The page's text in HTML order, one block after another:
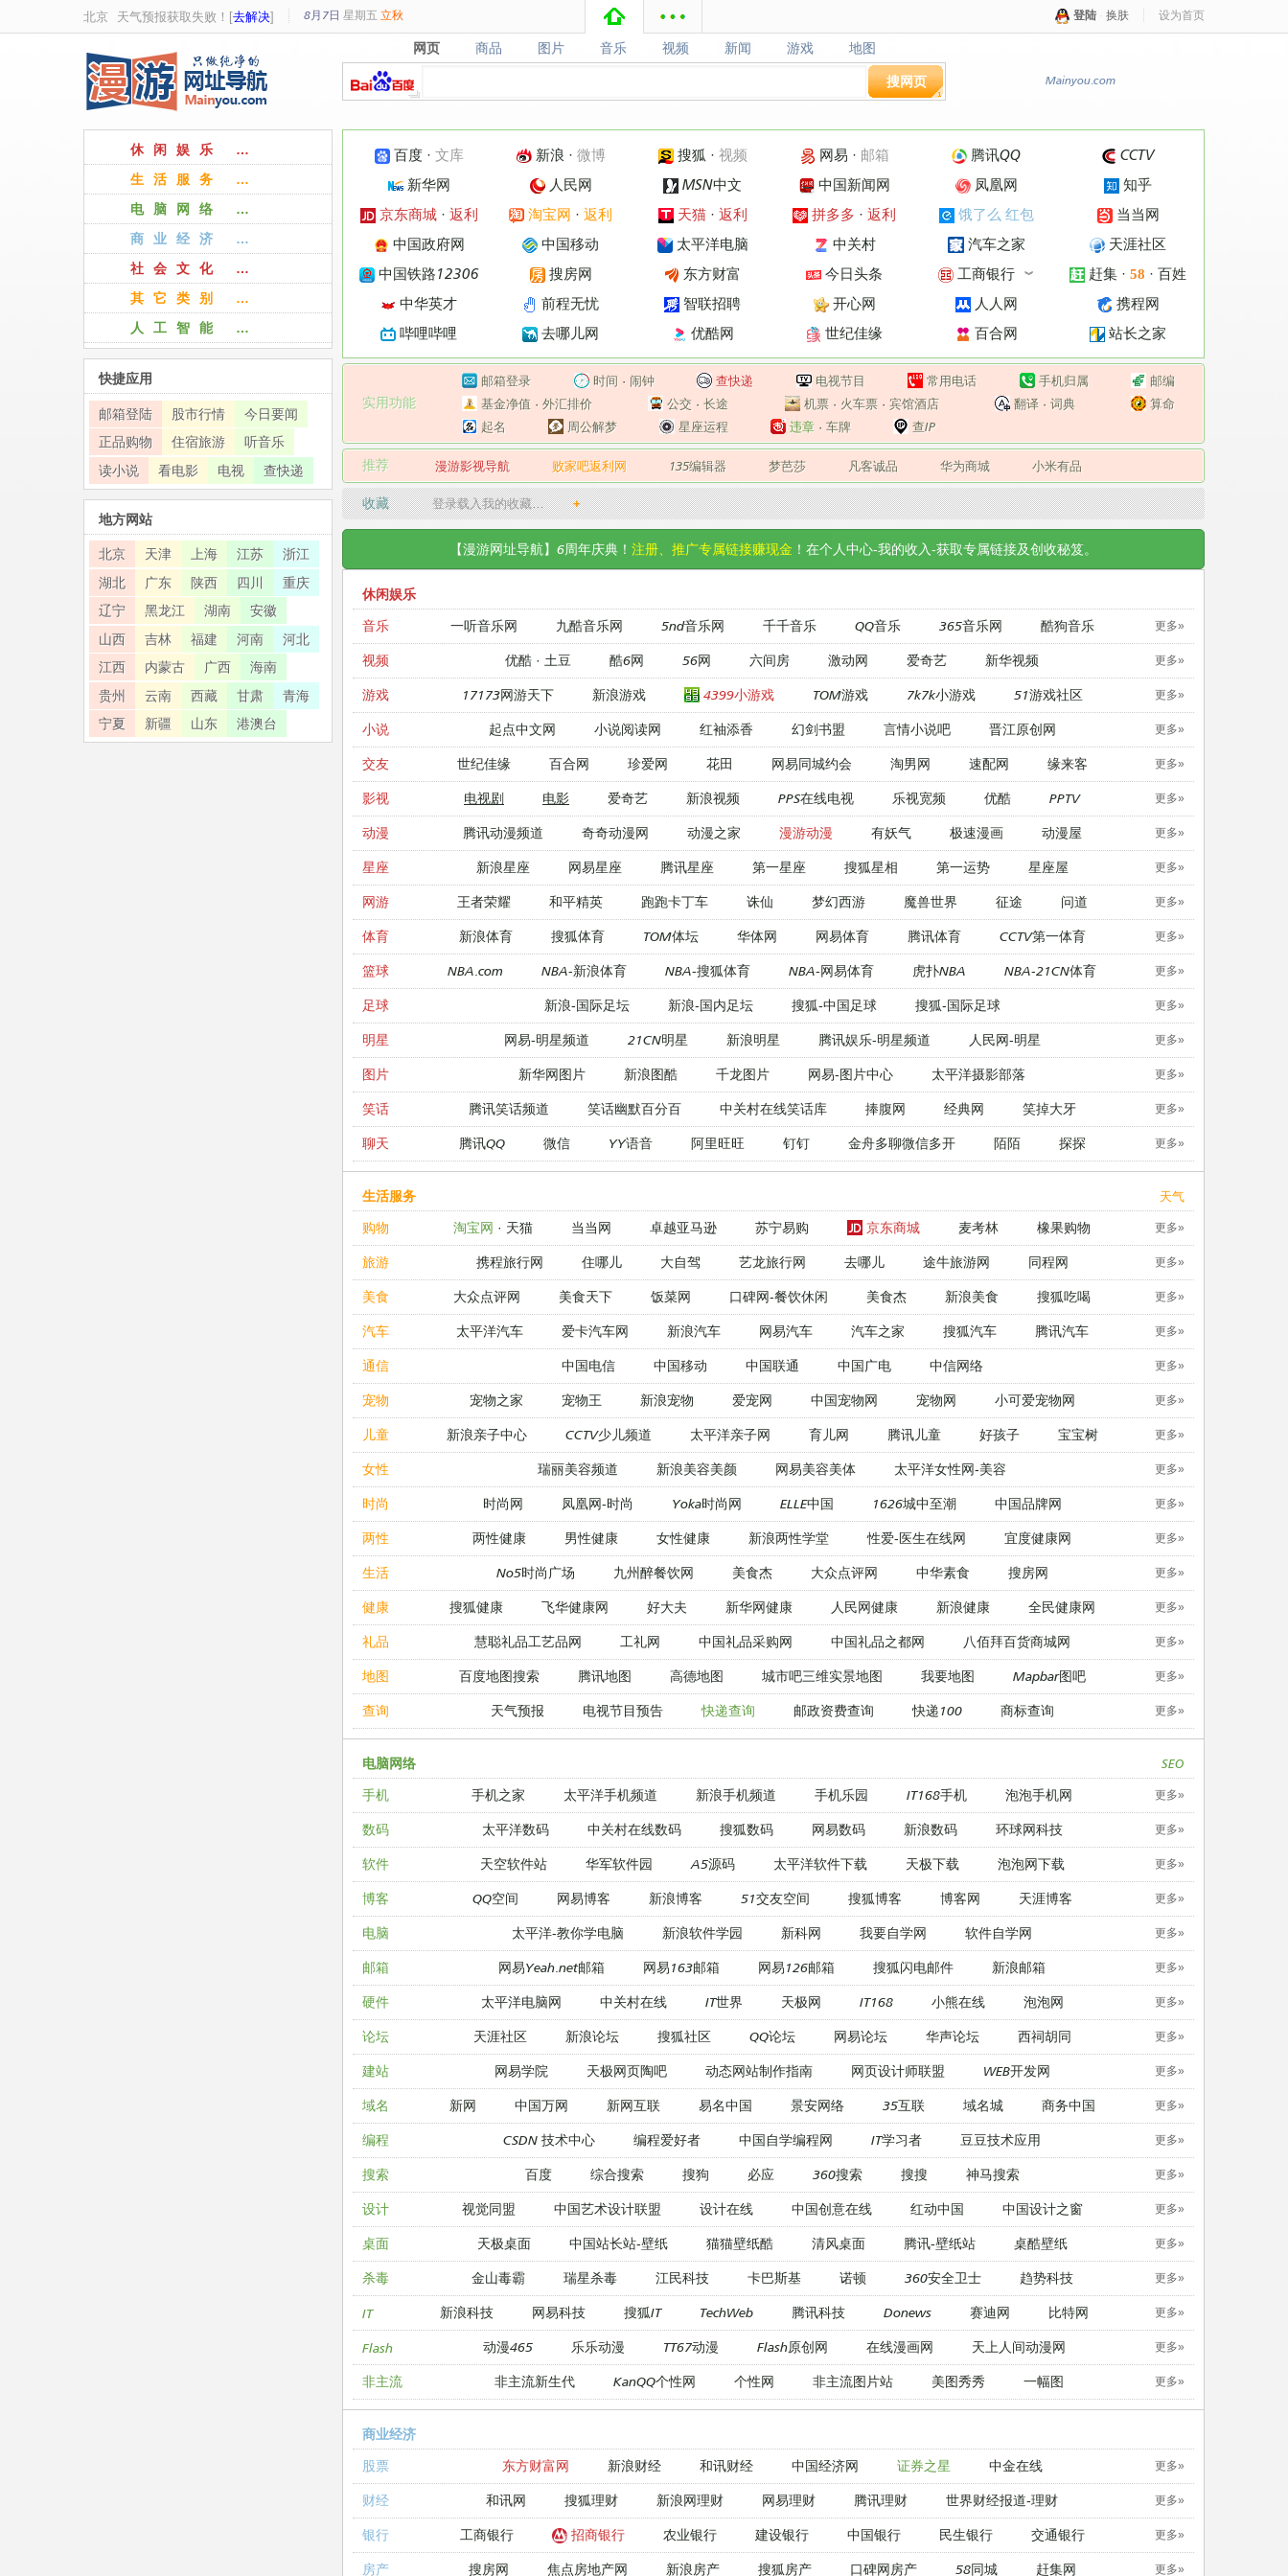
北京 天气预报获取失败！[去解决] 8月7日 星期五 立秋 登陆 换肤 设为首页
网页
网页 商品
商品 图片
图片 音乐
音乐 视频
视频 新闻
新闻 游戏
游戏 地图
地图
搜网页 Mainyou.com
百度· 文库 新浪 · 微博 搜狐 · 视频 网易 · 邮箱 腾讯QQ
CCTV
新华网
人民网 MSN中文 中国新闻网 凤凰网
知乎
京东商城· 返利 淘宝网 · 返利 天猫· 返利 拼多多 · 返利 饿了么 红包
当当网
中国政府网
中国移动 太平洋电脑 中关村 汽车之家
天涯社区
中国铁路12306
搜房网 东方财富 今日头条 工商银行 ︾ 赶集 · 58 · 百姓
中华英才
前程无忧 智联招聘 开心网 人人网
携程网
哔哩哔哩
去哪儿网 优酷网 世纪佳缘 百合网 站长之家
实用功能
邮箱登录 时间· 闹钟 查快递 电视节目 常用电话 手机归属
邮编
基金净值 · 外汇排价 公交 ·长途 机票· 火车票· 宾馆酒店 翻译· 词典
算命
起名
周公解梦 星座运程 违章 · 车牌 查IP
推荐 漫游影视导航 败家吧返利网 135编辑器 梦芭莎 凡客诚品 华为商城 小米有品
收藏 登录载入我的收藏… +
【漫游网址导航】6周年庆典！ 注册、推广专属链接赚现金 ！在个人中心-我的收入-获取专属链接及创收秘笈。
休闲娱乐
音乐
一听音乐网 九酷音乐网 5nd音乐网 千千音乐 QQ音乐 365音乐网 酷狗音乐 更多»
视频 优酷 · 土豆 酷6网 56网 六间房 激动网 爱奇艺 新华视频 更多»
游戏 17173网游天下 新浪游戏 4399小游戏 TOM游戏 7k7k小游戏 51游戏社区 更多»
小说 起点中文网 小说阅读网 红袖添香 幻剑书盟 言情小说吧 晋江原创网 更多»
交友 世纪佳缘 百合网 珍爱网 花田 网易同城约会 淘男网 速配网 缘来客 更多»
影视 电视剧 电影 爱奇艺 新浪视频 PPS在线电视 乐视宽频 优酷 PPTV 更多»
动漫 腾讯动漫频道 奇奇动漫网 动漫之家 漫游动漫 有妖气 极速漫画 动漫屋 更多»
星座 新浪星座 网易星座 腾讯星座 第一星座 搜狐星相 第一运势 星座屋 更多»
网游 王者荣耀 和平精英 跑跑卡丁车 诛仙 梦幻西游 魔兽世界 征途 问道 更多»
体育 新浪体育 搜狐体育 TOM体坛 华体网 网易体育 腾讯体育 CCTV第一体育 更多»
篮球 NBA.com NBA-新浪体育 NBA-搜狐体育 NBA-网易体育 虎扑NBA NBA-21CN体育 更多»
足球 新浪-国际足坛 新浪-国内足坛 搜狐-中国足球 搜狐-国际足球 更多»
明星 网易-明星频道 21CN明星 新浪明星 腾讯娱乐-明星频道 人民网-明星 更多»
图片 新华网图片 新浪图酷 千龙图片 网易-图片中心 太平洋摄影部落 更多»
笑话 腾讯笑话频道 笑话幽默百分百 中关村在线笑话库 捧腹网 经典网 笑掉大牙 更多»
聊天 腾讯QQ 微信 YY语音 阿里旺旺 钉钉 金舟多聊微信多开 陌陌 探探 更多»
天气
生活服务
购物
淘宝网 · 天猫 当当网 卓越亚马逊 苏宁易购 京东商城 麦考林 橡果购物 更多»
旅游 携程旅行网 住哪儿 大自驾 艺龙旅行网 去哪儿 途牛旅游网 同程网 更多»
美食 大众点评网 美食天下 饭菜网 口碑网-餐饮休闲 美食杰 新浪美食 搜狐吃喝 更多»
汽车 太平洋汽车 爱卡汽车网 新浪汽车 网易汽车 汽车之家 搜狐汽车 腾讯汽车 更多»
通信 中国电信 中国移动 中国联通 中国广电 中信网络 更多»
宠物 宠物之家 宠物王 新浪宠物 爱宠网 中国宠物网 宠物网 ​小可爱宠物网 更多»
儿童 新浪亲子中心 CCTV少儿频道 太平洋亲子网 育儿网 腾讯儿童 好孩子 宝宝树 更多»
女性 瑞丽美容频道 新浪美容美颜 网易美容美体 太平洋女性网-美容 更多»
时尚 时尚网 凤凰网-时尚 Yoka时尚网 ELLE中国 1626城中至潮 中国品牌网 更多»
两性 两性健康 男性健康 女性健康 新浪两性学堂 性爱-医生在线网 宜度健康网 更多»
生活 No5时尚广场 九州醉餐饮网 美食杰 大众点评网 中华素食 搜房网 更多»
健康 搜狐健康 飞华健康网 好大夫 新华网健康 人民网健康 新浪健康 全民健康网 更多»
礼品 慧聪礼品工艺品网 工礼网 中国礼品采购网 中国礼品之都网 八佰拜百货商城网 更多»
地图 百度地图搜索 腾讯地图 高德地图 城市吧三维实景地图 我要地图 Mapbar图吧 更多»
查询 天气预报 电视节目预告 快递查询 邮政资费查询 快递100 商标查询 更多»
SEO
电脑网络
手机
手机之家 太平洋手机频道 新浪手机频道 手机乐园 IT168手机 泡泡手机网 更多»
数码 太平洋数码 中关村在线数码 搜狐数码 网易数码 新浪数码 环球网科技 更多»
软件 天空软件站 华军软件园 A5源码 太平洋软件下载 天极下载 泡泡网下载 更多»
博客 QQ空间 网易博客 新浪博客 51交友空间 搜狐博客 博客网 天涯博客 更多»
电脑 太平洋-教你学电脑 新浪软件学园 新科网 我要自学网 软件自学网 更多»
邮箱 网易Yeah.net邮箱 网易163邮箱 网易126邮箱 搜狐闪电邮件 新浪邮箱 更多»
硬件 太平洋电脑网 中关村在线 IT世界 天极网 IT168 小熊在线 泡泡网 更多»
论坛 天涯社区 新浪论坛 搜狐社区 QQ论坛 网易论坛 华声论坛 西祠胡同 更多»
建站 网易学院 天极网页陶吧 动态网站制作指南 网页设计师联盟 WEB开发网 更多»
域名 新网 中国万网 新网互联 易名中国 景安网络 35互联 域名城 商务中国 更多»
编程 CSDN 技术中心 编程爱好者 中国自学编程网 IT学习者 豆豆技术应用 更多»
搜索 百度 综合搜索 搜狗 必应 360搜索 搜搜 神马搜索 更多»
设计 视觉同盟 中国艺术设计联盟 设计在线 中国创意在线 红动中国 中国设计之窗 更多»
桌面 天极桌面 中国站长站-壁纸 猫猫壁纸酷 清风桌面 腾讯-壁纸站 桌酷壁纸 更多»
杀毒 金山毒霸 瑞星杀毒 江民科技 卡巴斯基 诺顿 360安全卫士 趋势科技 更多»
IT 新浪科技 网易科技 搜狐IT TechWeb 腾讯科技 Donews 赛迪网 比特网 更多»
Flash 动漫465 乐乐动漫 TT67动漫 Flash原创网 在线漫画网 天上人间动漫网 更多»
非主流 非主流新生代 KanQQ个性网 个性网 非主流图片站 美图秀秀 一幅图 更多»
商业经济
股票
东方财富网 新浪财经 和讯财经 中国经济网 证券之星 中金在线 更多»
财经 和讯网 搜狐理财 新浪网理财 网易理财 腾讯理财 世界财经报道-理财 更多»
银行 工商银行 招商银行 农业银行 建设银行 中国银行 民生银行 交通银行 更多»
房产 搜房网 焦点房地产网 新浪房产 搜狐房产 口碑网房产 58同城 赶集网 更多»
休闲娱乐 …
生活服务 …
电脑网络 …
商业经济 …
社会文化 …
其它类别 …
人工智能 …
快捷应用
邮箱登陆 股市行情
今日要闻
正品购物
住宿旅游
听音乐
读小说
看电影 电视 查快递
地方网站
北京 天津 上海 江苏
浙江
湖北
广东 陕西 四川
重庆
辽宁
黑龙江 湖南
安徽
山西
吉林 福建 河南
河北
江西
内蒙古 广西
海南
贵州
云南 西藏 甘肃
青海
宁夏
新疆 山东 港澳台